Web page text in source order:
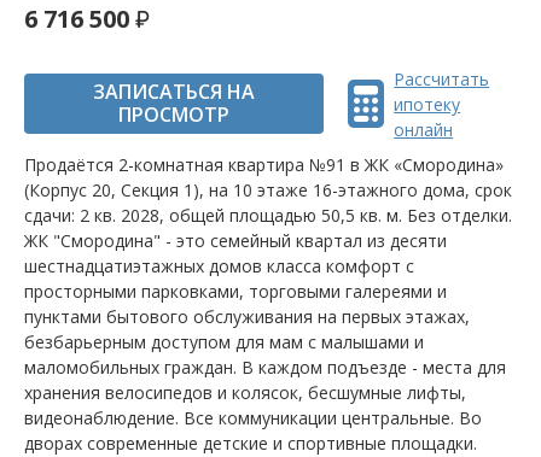
6 716 500
ЗАПИСАТЬСЯ НА
ПРОСМОТР
Рассчитать
ипотеку
онлайн
Продаётся 2-комнатная квартира №91 в ЖК «Смородина»
(Корпус 20, Секция 1), на 10 этаже 16-этажного дома, срок
сдачи: 2 кв. 2028, общей площадью 50,5 кв. м. Без отделки.
ЖК "Смородина" - это семейный квартал из десяти
шестнадцатиэтажных домов класса комфорт с
просторными парковками, торговыми галереями и
пунктами бытового обслуживания на первых этажах,
безбарьерным доступом для мам с малышами и
маломобильных граждан. В каждом подъезде - места для
хранения велосипедов и колясок, бесшумные лифты,
видеонаблюдение. Все коммуникации центральные. Во
дворах современные детские и спортивные площадки.